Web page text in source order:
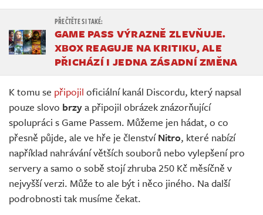
GAME PASS VÝRAZNĚ ZLEVŇUJE.
XBOX REAGUJE NA KRITIKU, ALE
PŘICHÁZÍ I JEDNA ZÁSADNÍ ZMĚNA
K tomu se připojil oficiální kanál Discordu, který napsal
pouze slovo brzya připojil obrázek znázorňující
spolupráci s Game Passem. Můžeme jen hádat, o co
přesně půjde, ale ve hře je členstvíNitro, které nabízí
například nahrávání větších souborů nebo vylepšení pro
servery a samo o sobě stojí zhruba 250 Kč měsíčně v
nejvyšší verzi. Může to ale být i něco jiného. Na další
podrobnosti tak musíme čekat.